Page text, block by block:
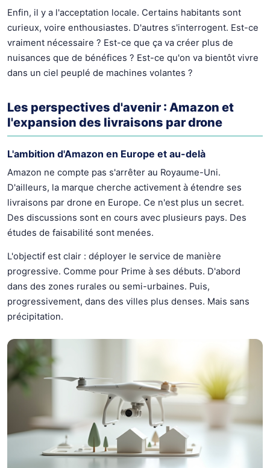
Enfin, il y a l'acceptation locale. Certains habitants sont
curieux, voire enthousiastes. D'autres s'interrogent. Est-ce
vraiment nécessaire ? Est-ce que ça va créer plus de
nuisances que de bénéfices ? Est-ce qu'on va bientôt vivre
dans un ciel peuplé de machines volantes ?
Les perspectives d'avenir : Amazon et
l'expansion des livraisons par drone
L'ambition d'Amazon en Europe et au-delà
Amazon ne compte pas s'arrêter au Royaume-Uni.
D'ailleurs, la marque cherche activement à étendre ses
livraisons par drone en Europe. Ce n'est plus un secret.
Des discussions sont en cours avec plusieurs pays. Des
études de faisabilité sont menées.
L'objectif est clair : déployer le service de manière
progressive. Comme pour Prime à ses débuts. D'abord
dans des zones rurales ou semi-urbaines. Puis,
progressivement, dans des villes plus denses. Mais sans
précipitation.